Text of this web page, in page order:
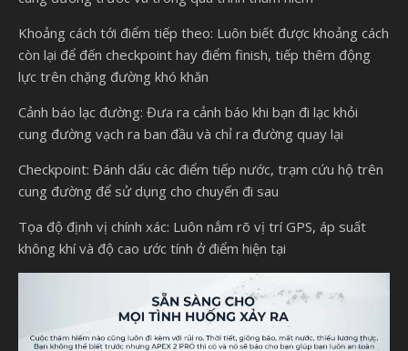
Khoảng cách tới điểm tiếp theo: Luôn biết được khoảng cách
còn lại để đến checkpoint hay điểm finish, tiếp thêm động
lực trên chặng đường khó khăn
Cảnh báo lạc đường: Đưa ra cảnh báo khi bạn đi lạc khỏi
cung đường vạch ra ban đầu và chỉ ra đường quay lại
Checkpoint: Đánh dấu các điểm tiếp nước, trạm cứu hộ trên
cung đường để sử dụng cho chuyến đi sau
Tọa độ định vị chính xác: Luôn nắm rõ vị trí GPS, áp suất
không khí và độ cao ước tính ở điểm hiện tại